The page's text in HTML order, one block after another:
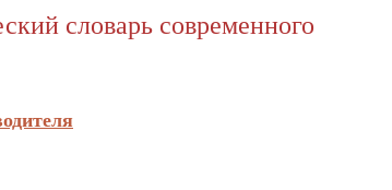
словарь современного